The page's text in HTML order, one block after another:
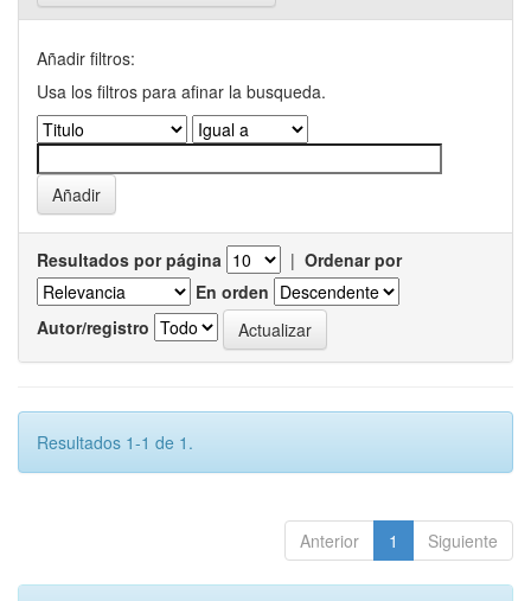
Añadir filtros:
Usa los filtros para afinar la busqueda.
Resultados por página | Ordenar por
En orden
Autor/registro
Resultados 1-1 de 1.
Anterior 1 Siguiente